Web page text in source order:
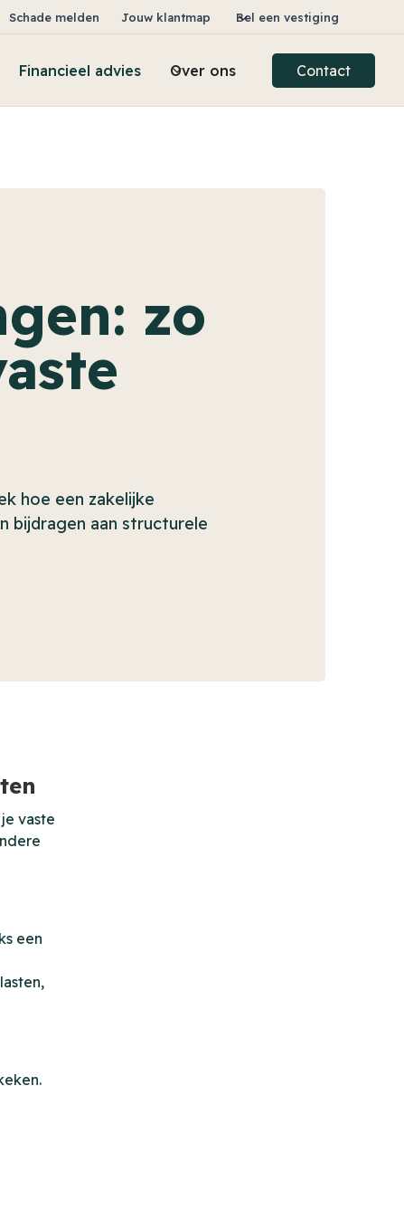
Schade melden Jouw klantmap Bel een vestiging
Financieel advies Over ons Contact
zo
hoe een zakelijke
bijdragen aan structurele
vaste
een